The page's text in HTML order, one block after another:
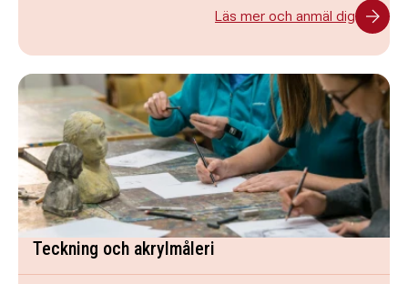
Läs mer och anmäl dig
Teckning och akrylmåleri